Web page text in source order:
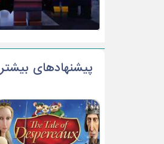
پیشنهادهای بیشتر